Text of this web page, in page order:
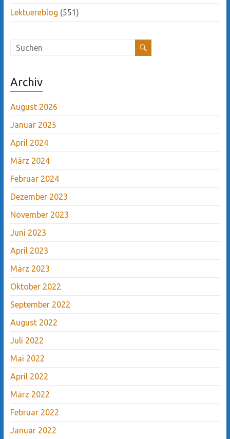
Lektuereblog (551)
Archiv
August 2026
Januar 2025
April 2024
März 2024
Februar 2024
Dezember 2023
November 2023
Juni 2023
April 2023
März 2023
Oktober 2022
September 2022
August 2022
Juli 2022
Mai 2022
April 2022
März 2022
Februar 2022
Januar 2022